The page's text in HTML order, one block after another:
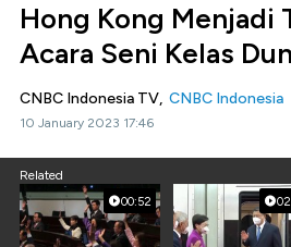
Hong Kong Menjadi
Acara Seni Kelas
CNBC Indonesia TV, CNBC Indonesia
10 January 2023 17:46
Related
00:52